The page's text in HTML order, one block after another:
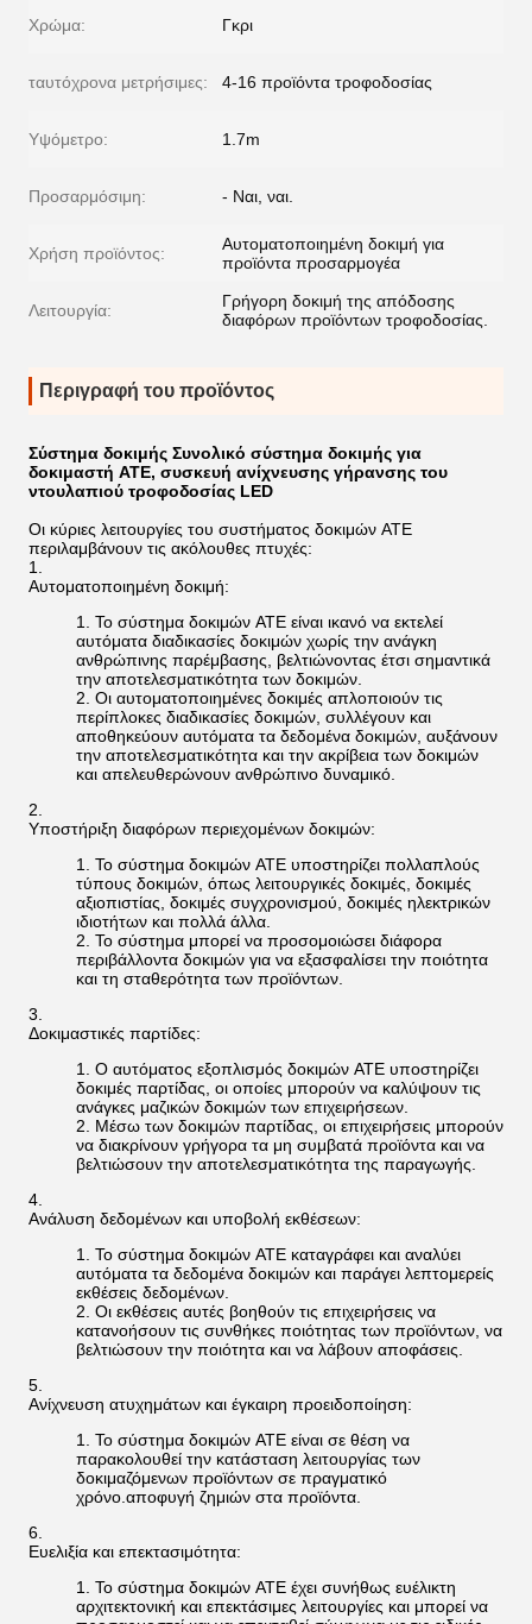
Χρώμα: Γκρι
ταυτόχρονα μετρήσιμες: 4-16 προϊόντα τροφοδοσίας
Υψόμετρο: 1.7m
Προσαρμόσιμη: - Ναι, ναι.
Χρήση προϊόντος:
Αυτοματοποιημένη δοκιμή για
προϊόντα προσαρμογέα
Λειτουργία:
Γρήγορη δοκιμή της απόδοσης
διαφόρων προϊόντων τροφοδοσίας.
Περιγραφή του προϊόντος
Σύστημα δοκιμής Συνολικό σύστημα δοκιμής για
δοκιμαστή ATE, συσκευή ανίχνευσης γήρανσης του
ντουλαπιού τροφοδοσίας LED
Οι κύριες λειτουργίες του συστήματος δοκιμών ATE
περιλαμβάνουν τις ακόλουθες πτυχές:
Αυτοματοποιημένη δοκιμή:
Το σύστημα δοκιμών ATE είναι ικανό να εκτελεί
αυτόματα διαδικασίες δοκιμών χωρίς την ανάγκη
ανθρώπινης παρέμβασης, βελτιώνοντας έτσι σημαντικά
την αποτελεσματικότητα των δοκιμών.
Οι αυτοματοποιημένες δοκιμές απλοποιούν τις
περίπλοκες διαδικασίες δοκιμών, συλλέγουν και
αποθηκεύουν αυτόματα τα δεδομένα δοκιμών, αυξάνουν
την αποτελεσματικότητα και την ακρίβεια των δοκιμών
και απελευθερώνουν ανθρώπινο δυναμικό.
Υποστήριξη διαφόρων περιεχομένων δοκιμών:
Το σύστημα δοκιμών ATE υποστηρίζει πολλαπλούς
τύπους δοκιμών, όπως λειτουργικές δοκιμές, δοκιμές
αξιοπιστίας, δοκιμές συγχρονισμού, δοκιμές ηλεκτρικών
ιδιοτήτων και πολλά άλλα.
Το σύστημα μπορεί να προσομοιώσει διάφορα
περιβάλλοντα δοκιμών για να εξασφαλίσει την ποιότητα
και τη σταθερότητα των προϊόντων.
Δοκιμαστικές παρτίδες:
Ο αυτόματος εξοπλισμός δοκιμών ATE υποστηρίζει
δοκιμές παρτίδας, οι οποίες μπορούν να καλύψουν τις
ανάγκες μαζικών δοκιμών των επιχειρήσεων.
Μέσω των δοκιμών παρτίδας, οι επιχειρήσεις μπορούν
να διακρίνουν γρήγορα τα μη συμβατά προϊόντα και να
βελτιώσουν την αποτελεσματικότητα της παραγωγής.
Ανάλυση δεδομένων και υποβολή εκθέσεων:
Το σύστημα δοκιμών ATE καταγράφει και αναλύει
αυτόματα τα δεδομένα δοκιμών και παράγει λεπτομερείς
εκθέσεις δεδομένων.
Οι εκθέσεις αυτές βοηθούν τις επιχειρήσεις να
κατανοήσουν τις συνθήκες ποιότητας των προϊόντων, να
βελτιώσουν την ποιότητα και να λάβουν αποφάσεις.
Ανίχνευση ατυχημάτων και έγκαιρη προειδοποίηση:
Το σύστημα δοκιμών ATE είναι σε θέση να
παρακολουθεί την κατάσταση λειτουργίας των
δοκιμαζόμενων προϊόντων σε πραγματικό
χρόνο.αποφυγή ζημιών στα προϊόντα.
Ευελιξία και επεκτασιμότητα:
Το σύστημα δοκιμών ATE έχει συνήθως ευέλικτη
αρχιτεκτονική και επεκτάσιμες λειτουργίες και μπορεί να